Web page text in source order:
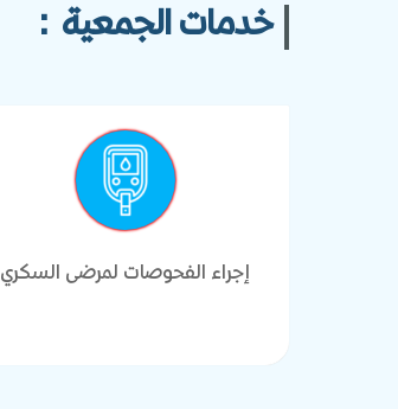
خدمات الجمعية :
إجراء الفحوصات لمرضى السكري